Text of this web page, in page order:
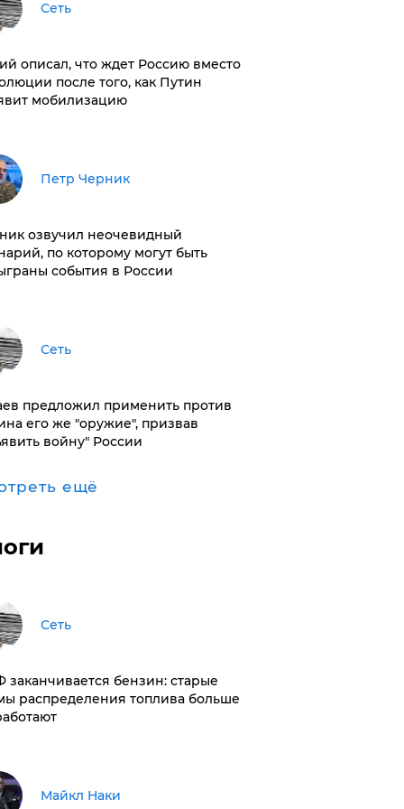
Сеть
описал, что ждет Россию вместо
после того, как Путин
мобилизацию
Петр Черник
озвучил неочевидный
по которому могут быть
события в России
Сеть
предложил применить против
его же "оружие", призвав
войну" России
ещё
Сеть
заканчивается бензин: старые
распределения топлива больше
Майкл Наки